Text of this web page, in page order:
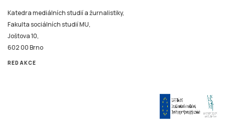
Katedra mediálních studií a žurnalistiky,
Fakulta sociálních studií MU,
Joštova 10,
602 00 Brno
REDAKCE